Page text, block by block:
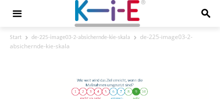
Start de-225-image03-2-absichernde-kie-skala
de-225-image03-2-
absichernde-kie-skala